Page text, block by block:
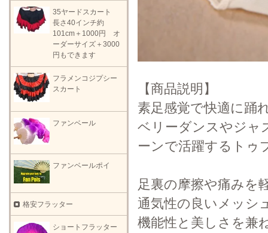
【商品説明】
素足感覚で快適に踊
ベリーダンスやジャ
ーンで活躍するトゥ
足裏の摩擦や痛みを
通気性の良いメッシ
機能性と美しさを兼
35ヤードスカート
長さ40インチ約
101cm＋1000円 オ
ーダーサイズ＋3000
円もできます
フラメンコジプシー
スカート
ファンベール
ファンベールポイ
格安フラッター
ショートフラッター